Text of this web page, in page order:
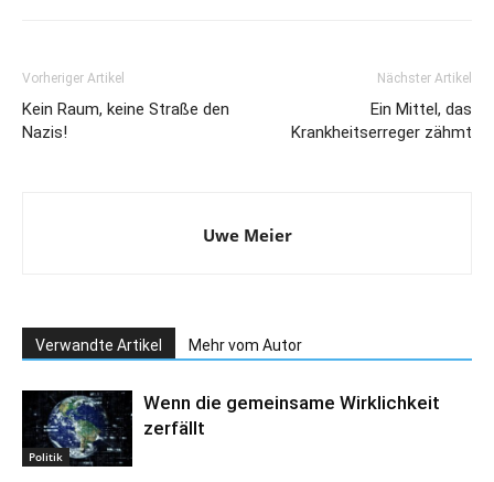
Vorheriger Artikel
Kein Raum, keine Straße den
Nazis!
Nächster Artikel
Ein Mittel, das
Krankheitserreger zähmt
Uwe Meier
Verwandte Artikel Mehr vom Autor
Politik
Wenn die gemeinsame Wirklichkeit
zerfällt